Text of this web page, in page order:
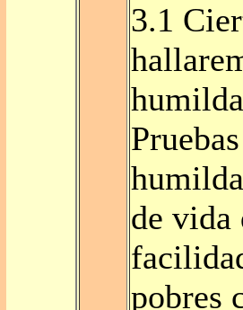
3.1
de vida
pobres